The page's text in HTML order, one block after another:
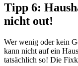
Tipp 6:
nicht out!
Werwenig oderkein
kann nicht aufein
tatsächlich so! Die